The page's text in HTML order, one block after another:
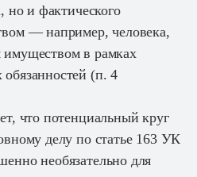
но и фактического
— например, человека,
в рамках
(п. 4
что потенциальный круг
делу по статье 163 УК
необязательно для